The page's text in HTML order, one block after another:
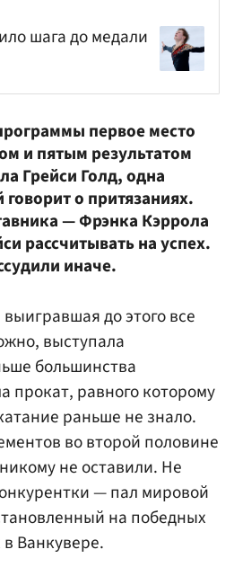
шага до медали
первое место
и пятым результатом
Грейси Голд, одна
о притязаниях.
— Фрэнка Кэррола
рассчитывать на успех.
иначе.
выигравшая до этого все
выступала
большинства
прокат, равного которому
раньше не знало.
во второй половине
не оставили. Не
— пал мировой
на победных
Ванкувере.